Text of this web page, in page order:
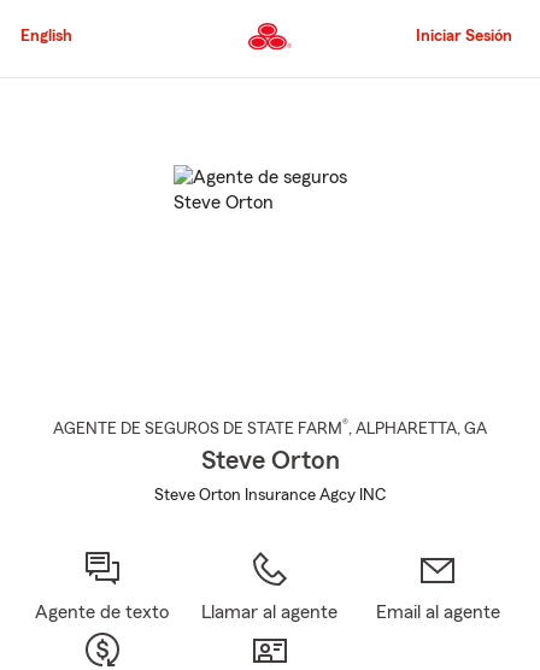
al
principal
English Iniciar Sesión
AGENTE DE SEGUROS DE STATE FARM®, ALPHARETTA, GA
Steve Orton
Steve Orton Insurance Agcy INC
Agente de texto Llamar al agente Email al agente